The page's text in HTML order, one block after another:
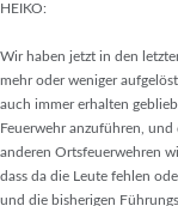
HEIKO:
Wir haben jetzt in den
mehr oder weniger
auch immer erhalten
Feuerwehr anzuführen, und
anderen Ortsfeuerwehren
dass da die Leute fehlen
und die bisherigen